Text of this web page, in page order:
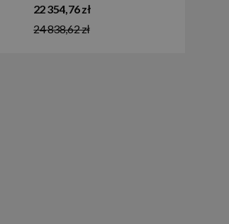
22 354,76 zł
24 838,62 zł